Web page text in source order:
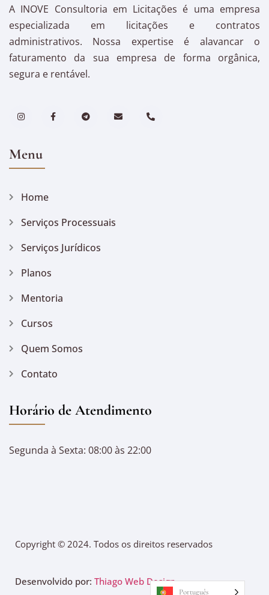
A INOVE Consultoria em Licitações é uma empresa
especializada em licitações e contratos
administrativos. Nossa expertise é alavancar o
faturamento da sua empresa de forma orgânica,
segura e rentável.
Menu
Home
Serviços Processuais
Serviços Jurídicos
Planos
Mentoria
Cursos
Quem Somos
Contato
Horário de Atendimento
Segunda à Sexta: 08:00 às 22:00
Copyright © 2024. Todos os direitos reservados
Desenvolvido por: Thiago Web Design
Português